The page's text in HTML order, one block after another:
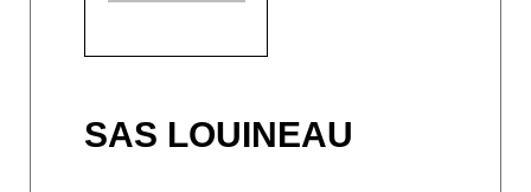
SAS LOUINEAU